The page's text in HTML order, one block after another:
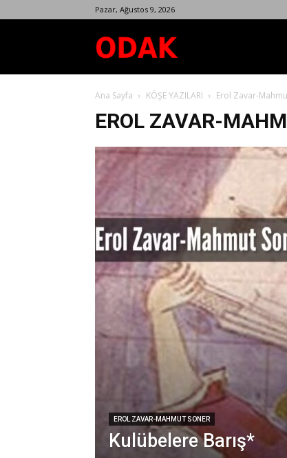
Pazar, Ağustos 9, 2026
Dergisi
Ana Sayfa KÖŞE YAZILARI Erol Zavar-
EROL ZAVAR-
EROL ZAVAR-MAHMUT SONER
Kulübelere Barış*